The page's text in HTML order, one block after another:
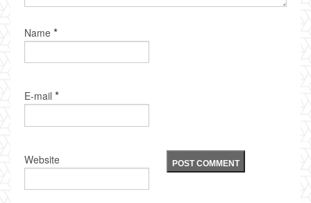
Name *
E-mail *
Website